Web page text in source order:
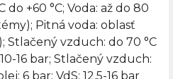
do +60 °C; Voda: až do 80
Pitná voda: oblasť
Stlačený vzduch: do 70 °C
16 bar; Stlačený vzduch:
6 bar; VdS: 12,5-16 bar